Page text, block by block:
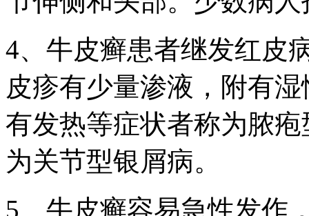
4、牛皮癣患者继发红皮
皮疹有少量渗液，附有
有发热等症状者称为脓
为关节型银屑病。
5、牛皮癣容易急性发作